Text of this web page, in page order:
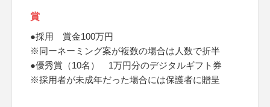
賞
●採用 賞金100万円
※同ーネーミング案が複数の場合は人数で折半
●優秀賞（10名） 1万円分のデジタルギフト券
※採用者が未成年だった場合には保護者に贈呈